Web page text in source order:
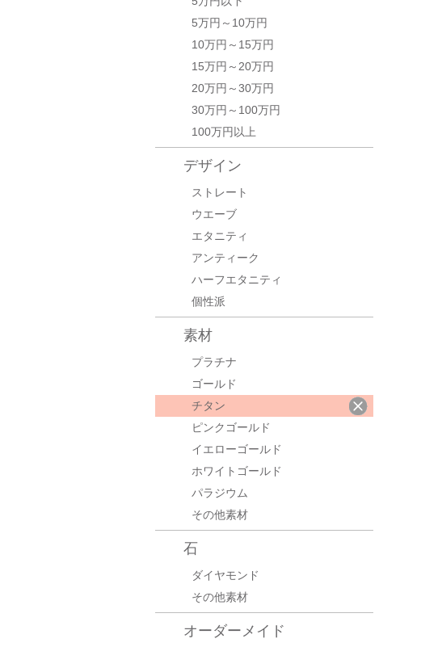
5万円～10万円
10万円～15万円
15万円～20万円
20万円～30万円
30万円～100万円
100万円以上
デザイン
ストレート
ウエーブ
エタニティ
アンティーク
ハーフエタニティ
個性派
素材
プラチナ
ゴールド
チタン
ピンクゴールド
イエローゴールド
ホワイトゴールド
パラジウム
その他素材
石
ダイヤモンド
その他素材
オーダーメイド